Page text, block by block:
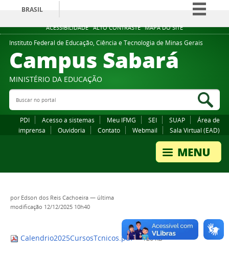
ACESSIBILIDADE ALTO CONTRASTE MAPA DO SITE
BRASIL
Simplifique!
Comunica BR
Participe
Legislação
Instituto Federal de Educação, Ciência e Tecnologia de Minas Gerais
Campus Sabará
MINISTÉRIO DA EDUCAÇÃO
Buscar no portal
PDI Acesso a sistemas Meu IFMG SEI SUAP
Área de
imprensa
Ouvidoria Contato Webmail Sala Virtual (EAD)
por Edson dos Reis Cachoeira — última
modificação 12/12/2025 10h40
Calendrio2025CursosTcnicos.pdf— 126 KB